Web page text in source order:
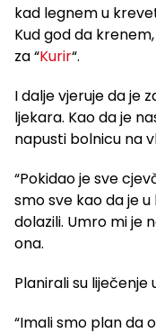
kad legnem u
Kud god da
za “Kurir“.
I dalje vjeruje da je
ljekara. Kao da je
napusti bolnicu na
“Pokidao je sve
smo sve kao da je
dolazili. Umro mi je
ona.
Planirali su liječenje
“Imali smo plan da